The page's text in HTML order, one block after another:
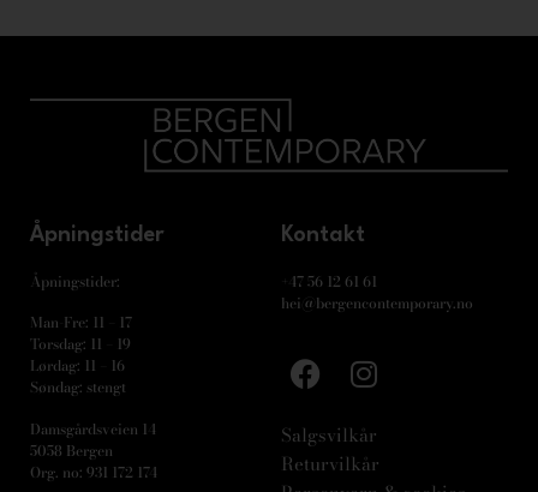
Åpningstider
Åpningstider:
Man-Fre: 11 – 17
Torsdag: 11 – 19
Lørdag: 11 – 16
Søndag: stengt
Damsgårdsveien 14
5058 Bergen
Org. no: 931 172 174
Kontakt
+47 56 12 61 61
hei@bergencontemporary.no
Salgsvilkår
Returvilkår